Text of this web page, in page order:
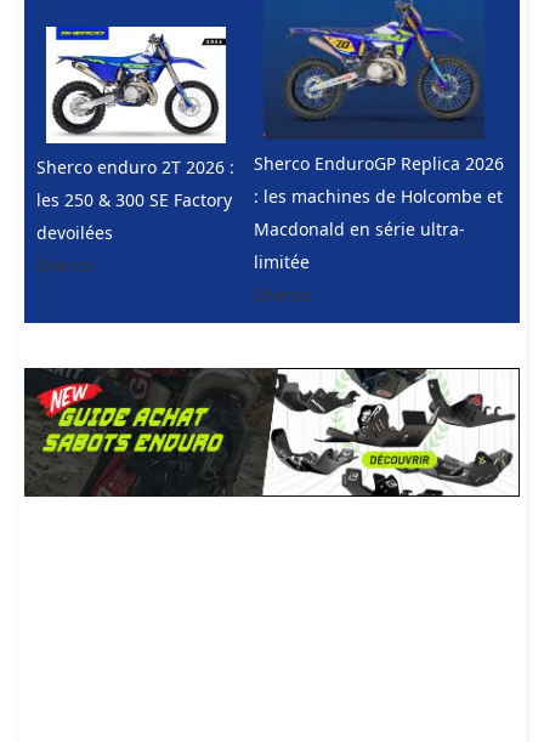
Sherco enduro 2T 2026 :
les 250 & 300 SE Factory
devoilées
Sherco
Sherco EnduroGP Replica 2026
: les machines de Holcombe et
Macdonald en série ultra-
limitée
Sherco